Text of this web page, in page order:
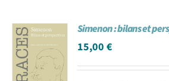
Simenon : bilans et
15,00€